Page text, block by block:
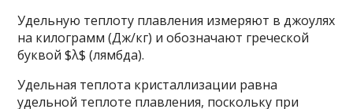
Удельную теплоту плавления измеряют в джоулях
на килограмм (Дж/кг) и обозначают греческой
буквой $λ$ (лямбда).
Удельная теплота кристаллизации равна
удельной теплоте плавления, поскольку при